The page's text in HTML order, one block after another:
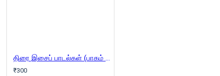
திரை இசைப் பாடல்கள் (பாகம் 1)
₹300